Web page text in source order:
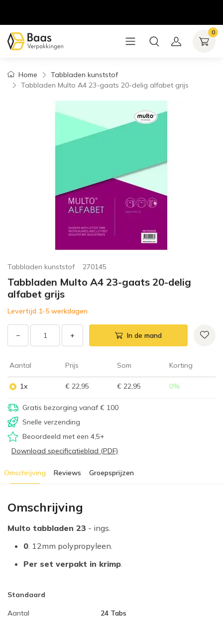
0
Home
Tabbladen kunststof
Tabbladen Multo A4 23-gaats 20-delig alfabet grijs
Tabbladen kunststof 270145
Tabbladen Multo A4 23-gaats 20-delig
alfabet grijs
Levertijd 1-5 werkdagen
− + In de mand
Aantal Prijs Som Korting
1x € 22,95 € 22,95 0%
Gratis bezorging vanaf € 100
Snelle verzending
Beoordeeld met een 4,5+
Download specificatieblad (PDF)
Omschrijving Reviews Groepsprijzen
Omschrijving
Multo tabbladen 23 - ings.
0. 12mm polypropyleen.
Per set verpakt in krimp.
Standaard
Aantal 24 Tabs